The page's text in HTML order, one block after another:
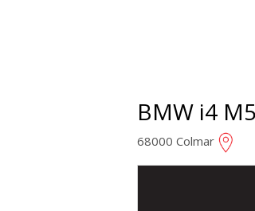
BMW i4
68000 Colmar